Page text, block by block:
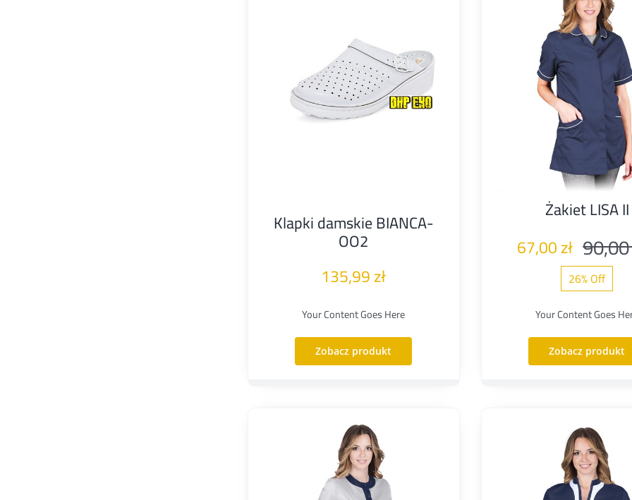
Klapki damskie BIANCA-
OO2
135,99zł
Your Content Goes Here
Zobacz produkt
Żakiet LISA II
67,00zł
26% Off
Your Content Goes
Zobacz produkt